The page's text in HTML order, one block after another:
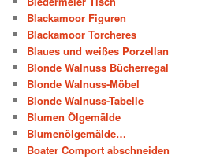
Blackamoor Figuren
Blackamoor Torcheres
Blaues und weißes Porzellan
Blonde Walnuss Bücherregal
Blonde Walnuss-Möbel
Blonde Walnuss-Tabelle
Blumen Ölgemälde
Blumenölgemälde…
Boater Comport abschneiden